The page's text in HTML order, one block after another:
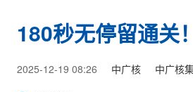
180秒无停留通关
2025-12-19 08:26 中广核 中广核